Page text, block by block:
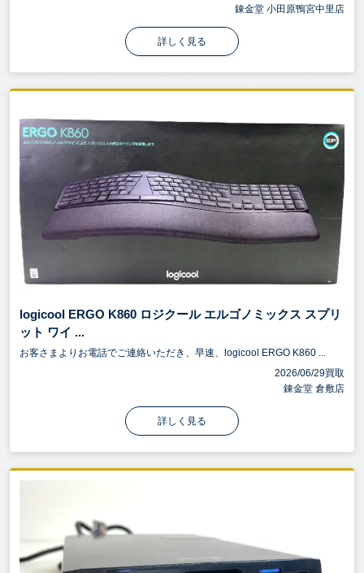
錬金堂 小田原鴨宮中里店
詳しく見る
logicool ERGO K860 ロジクール エルゴノミックス スプリ
ット ワイ ...
お客さまよりお電話でご連絡いただき、早速、logicool ERGO K860 ...
2026/06/29買取
錬金堂 倉敷店
詳しく見る